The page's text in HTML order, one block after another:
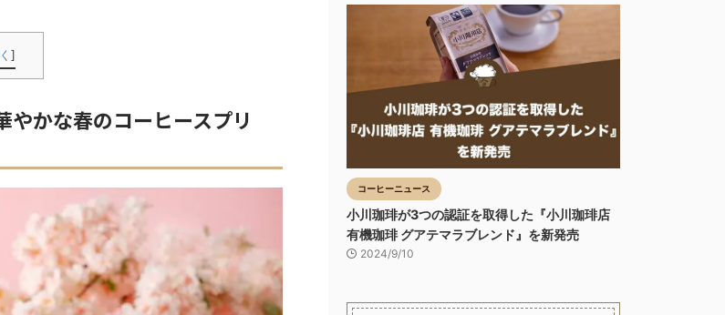
]
やかな春のコーヒースプリ
コーヒーニュース
小川珈琲が3つの認証を取得した『小川珈琲店
有機珈琲 グアテマラブレンド』を新発売
2024/9/10